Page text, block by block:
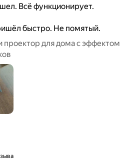
Всё функционирует.
быстро. Не помятый.
для дома с эффектом